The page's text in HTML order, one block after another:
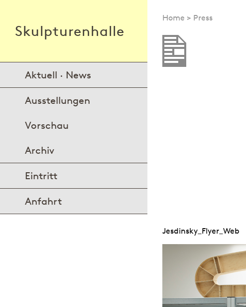
Skulpturenhalle
Aktuell · News
Ausstellungen
Vorschau
Archiv
Eintritt
Anfahrt
Home > Press
Jesdinsky_Flyer_Web